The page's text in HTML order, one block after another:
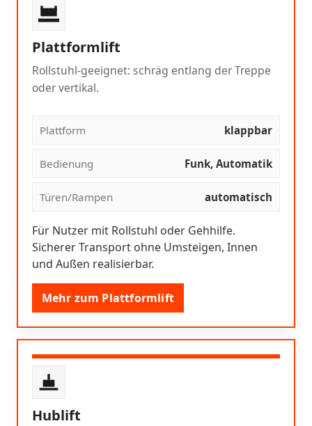
Plattformlift
Rollstuhl-geeignet: schräg entlang der Treppe
oder vertikal.
Plattform klappbar
Bedienung Funk, Automatik
Türen/Rampen automatisch
Für Nutzer mit Rollstuhl oder Gehhilfe.
Sicherer Transport ohne Umsteigen, Innen
und Außen realisierbar.
Mehr zum Plattformlift
Hublift